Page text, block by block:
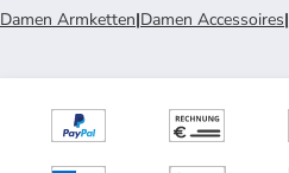
Damen Armketten|Damen Accessoires|